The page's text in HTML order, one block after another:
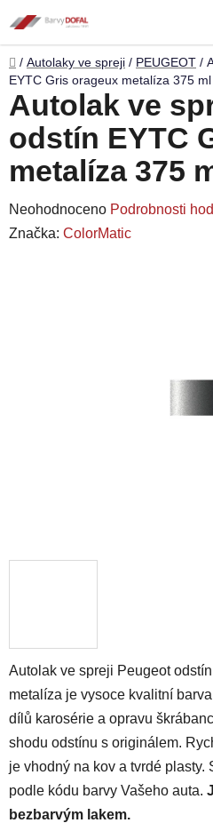
na
obsah
Domů
/ Autolaky ve spreji / PEUGEOT /
EYTC Gris orageux metalíza 375 ml
Autolak ve spreji Peugeot
metalíza je vysoce kvalitní
dílů karosérie a opravu
shodu odstínu s originálem.
je vhodný na kov a tvrdé plasty.
podle kódu barvy Vašeho auta.
bezbarvým lakem.
Autolak ve
odstín EYTC
metalíza 375
Průměrné
hodnocení
Neohodnoceno Podrobnosti
Značka: ColorMatic